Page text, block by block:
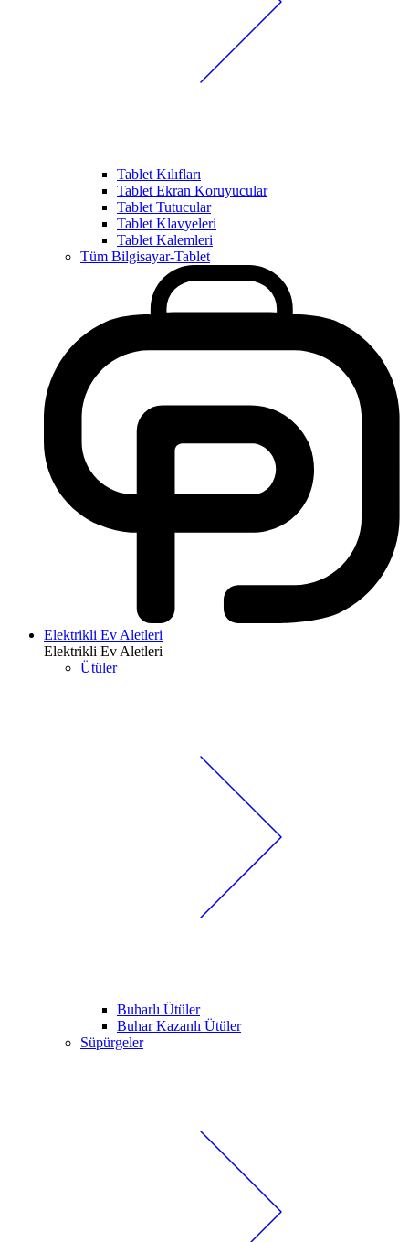
Tablet Kılıfları
Tablet Ekran Koruyucular
Tablet Tutucular
Tablet Klavyeleri
Tablet Kalemleri
Tüm Bilgisayar-Tablet
Elektrikli Ev Aletleri
Elektrikli Ev Aletleri
Ütüler
Buharlı Ütüler
Buhar Kazanlı Ütüler
Süpürgeler